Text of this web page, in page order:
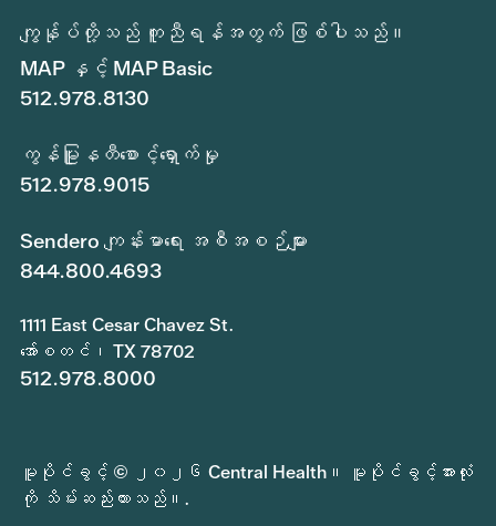
ကျွန်ုပ်တို့သည် ကူညီရန်အတွက် ဖြစ်ပါသည်။
MAP နှင့် MAP Basic
512.978.8130
ကွန်မြူနတီစောင့်ရှောက်မှု
512.978.9015
Sendero ကျန်းမာရေး အစီအစဉ်များ
844.800.4693
1111 East Cesar Chavez St.
အော်စတင်၊ TX 78702
512.978.8000
မူပိုင်ခွင့် © ၂၀၂၆ Central Health။ မူပိုင်ခွင့်အားလုံး
ကို သိမ်းဆည်းထားသည်။.